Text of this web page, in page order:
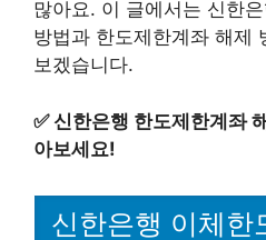
많아요. 이 글에서는 신한
방법과 한도제한계좌 해제
보겠습니다.
✅신한은행 한도제한계좌
아보세요!
신한은행 이체한